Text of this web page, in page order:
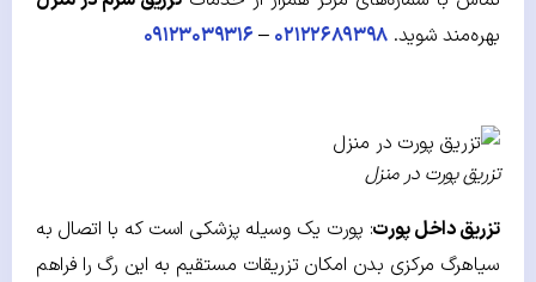
بهره‌مند شوید. ۰۲۱۲۲۶۸۹۳۹۸ – ۰۹۱۲۳۰۳۹۳۱۶
تزریق پورت در منزل
تزریق داخل پورت: پورت یک وسیله پزشکی است که با اتصال به
سیاهرگ مرکزی بدن امکان تزریقات مستقیم به این رگ را فراهم